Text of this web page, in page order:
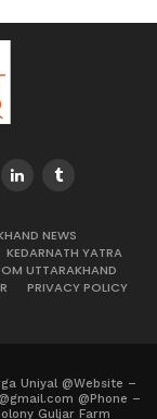
NEWS
KEDARNATH YATRA
UTTARAKHAND
PRIVACY POLICY
Uniyal @Website –
@Phone –
Guljar Farm